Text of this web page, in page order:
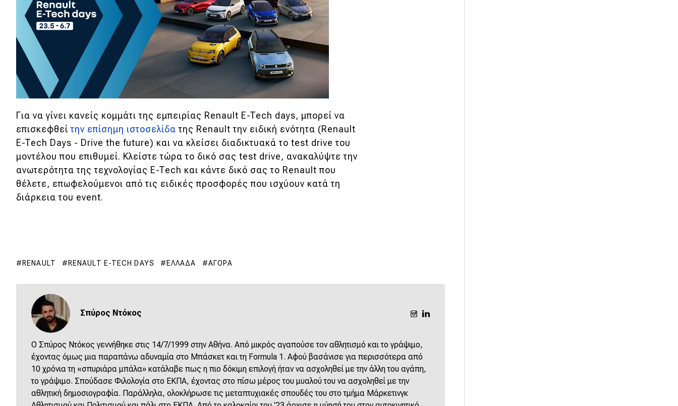
eDRIVE
DRIVE USED
Για να γίνει κανείς κομμάτι της εμπειρίας Renault E-Tech days, μπορεί να
επισκεφθείτην επίσημη ιστοσελίδα της Renault την ειδική ενότητα (Renault
E-Tech Days - Drive the future) και να κλείσει διαδικτυακά το test drive του
μοντέλου που επιθυμεί. Κλείστε τώρα το δικό σας test drive, ανακαλύψτε την
ανωτερότητα της τεχνολογίας E-Tech και κάντε δικό σας το Renault που
θέλετε, επωφελούμενοι από τις ειδικές προσφορές που ισχύουν κατά τη
διάρκεια του event.
RENAULT RENAULT E-TECH DAYS ΕΛΛΆΔΑ ΑΓΟΡΆ
Σπύρος Ντόκος
O Σπύρος Ντόκος γεννήθηκε στις 14/7/1999 στην Αθήνα. Από μικρός αγαπούσε τον αθλητισμό και το γράψιμο,
έχοντας όμως μια παραπάνω αδυναμία στο Μπάσκετ και τη Formula 1. Αφού βασάνισε για περισσότερα από
10 χρόνια τη «σπυριάρα μπάλα» κατάλαβε πως η πιο δόκιμη επιλογή ήταν να ασχοληθεί με την άλλη του αγάπη,
το γράψιμο. Σπούδασε Φιλολογία στο ΕΚΠΑ, έχοντας στο πίσω μέρος του μυαλού του να ασχοληθεί με την
αθλητική δημοσιογραφία. Παράλληλα, ολοκλήρωσε τις μεταπτυχιακές σπουδές του στο τμήμα Μάρκετινγκ